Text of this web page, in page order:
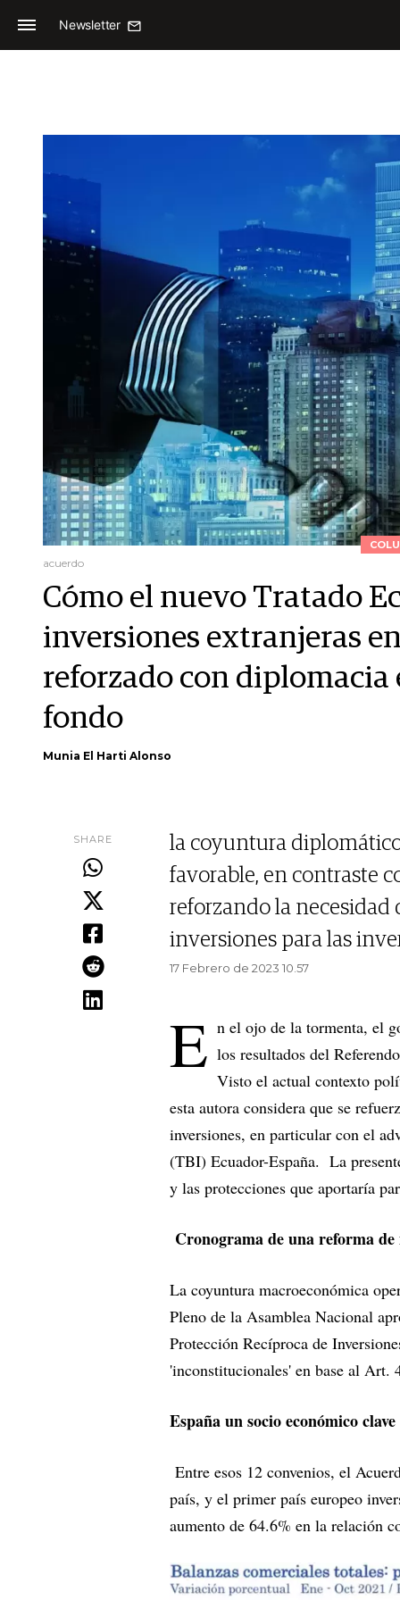
Newsletter
acuerdo
Cómo el nuevo Tratado
inversiones extranjeras
reforzado con diplomacia
fondo
Munia El Harti Alonso
SHARE
la coyuntura
favorable, en contraste
reforzando la necesidad
inversiones para las
17 Febrero de 2023 10.57
E n el ojo de la tormenta, el
los resultados del
Visto el actual contexto
esta autora considera que se
inversiones, en particular con el
(TBI) Ecuador-España. La
y las protecciones que aportaría
Cronograma de una reforma
La coyuntura macroeconómica
Pleno de la Asamblea Nacional
Protección Recíproca de
'inconstitucionales' en base al
España un socio económico
Entre esos 12 convenios, el
país, y el primer país europeo
aumento de 64.6% en la relación